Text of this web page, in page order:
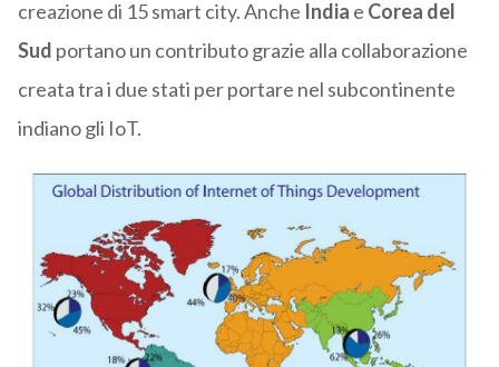
creazione di 15 smart city. Anche India e Corea del
Sud portano un contributo grazie alla collaborazione
creata tra i due stati per portare nel subcontinente
indiano gli IoT.